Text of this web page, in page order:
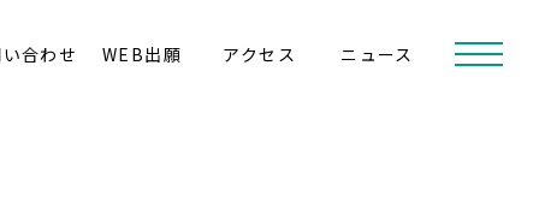
合わせ WEB出願 アクセス ニュース